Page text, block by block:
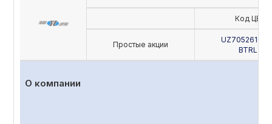
Код ЦБ
Простые акции
BTRL
О компании